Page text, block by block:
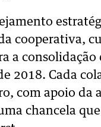
cooperativa,
a
2018. Cada
com apoio da
chancela